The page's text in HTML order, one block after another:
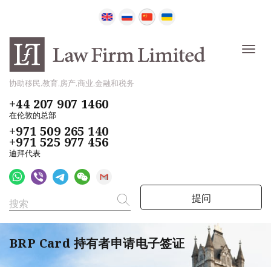
协助移民,教育,房产,商业,金融和税务
+44 207 907 1460
在伦敦的总部
+971 509 265 140
+971 525 977 456
迪拜代表
提问
BRP Card 持有者申请电子签证